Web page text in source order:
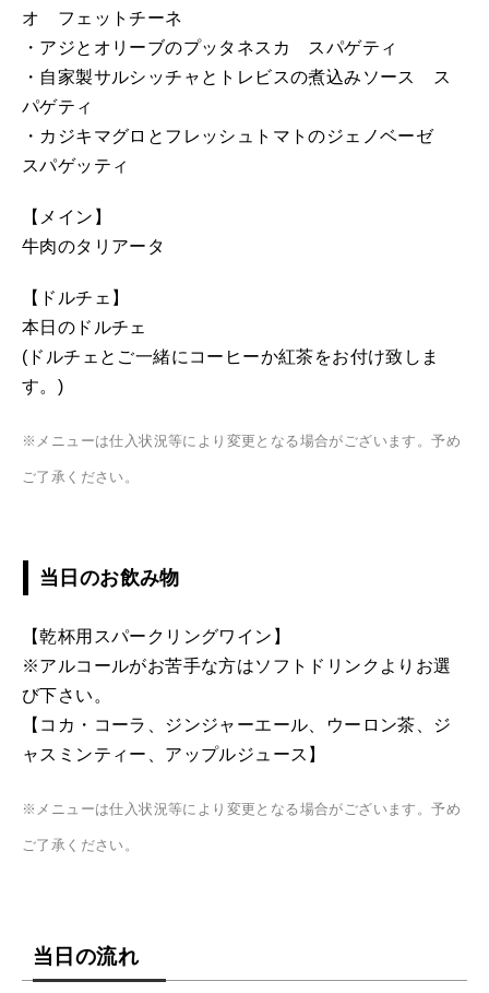
オ フェットチーネ
・アジとオリーブのプッタネスカ スパゲティ
・自家製サルシッチャとトレビスの煮込みソース ス
パゲティ
・カジキマグロとフレッシュトマトのジェノベーゼ
スパゲッティ
【メイン】
牛肉のタリアータ
【ドルチェ】
本日のドルチェ
(ドルチェとご一緒にコーヒーか紅茶をお付け致しま
す。)
※メニューは仕入状況等により変更となる場合がございます。予め
ご了承ください。
当日のお飲み物
【乾杯用スパークリングワイン】
※アルコールがお苦手な方はソフトドリンクよりお選
び下さい。
【コカ・コーラ、ジンジャーエール、ウーロン茶、ジ
ャスミンティー、アップルジュース】
※メニューは仕入状況等により変更となる場合がございます。予め
ご了承ください。
当日の流れ